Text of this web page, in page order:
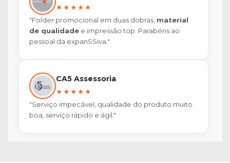
★★★★★
"Folder promocional em duas dobras, material
de qualidadee impressão top. Parabéns ao
pessoal da expanSSiva."
CA5 Assessoria
★★★★★
"Serviço impecável, qualidade do produto muito
boa, serviço rápido e ágil."